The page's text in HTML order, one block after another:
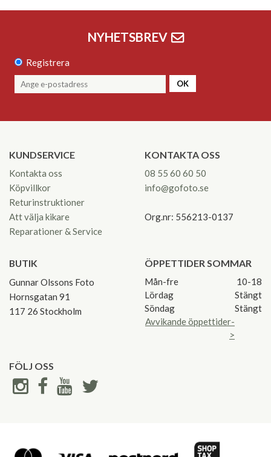
NYHETSBREV
Registrera
OK
KUNDSERVICE
Kontakta oss
Köpvillkor
Returinstruktioner
Att välja kikare
Reparationer & Service
KONTAKTA OSS
08 55 60 60 50
info@gofoto.se
Org.nr: 556213-0137
BUTIK
Gunnar Olssons Foto
Hornsgatan 91
117 26 Stockholm
ÖPPETTIDER SOMMAR
Mån-fre
10-18
Lördag
Stängt
Söndag
Stängt
Avvikande öppettider-
>
FÖLJ OSS